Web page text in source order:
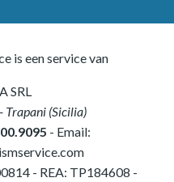
is een service van
SRL
Trapani(Sicilia)
- Email:
- REA: TP184608 -